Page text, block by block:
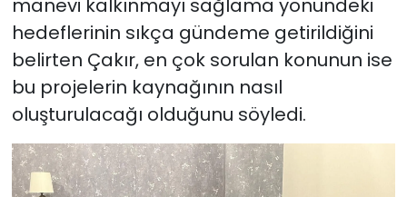
manevi kalkınmayı sağlama yönündeki
hedeflerinin sıkça gündeme getirildiğini
belirten Çakır, en çok sorulan konunun ise
bu projelerin kaynağının nasıl
oluşturulacağı olduğunu söyledi.